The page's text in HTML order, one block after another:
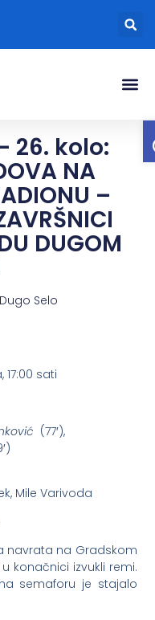
26. kolo:
NA
–
DUGOM
Dugo Selo
sati
(77′),
Mile Varivoda
navrata na Gradskom
konačnici izvukli remi.
semaforu je stajalo